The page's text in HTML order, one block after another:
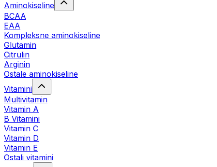
Aminokiseline
BCAA
ЕАА
Kompleksne aminokiseline
Glutamin
Citrulin
Arginin
Ostale aminokiseline
Vitamini
Multivitamin
Vitamin A
B Vitamini
Vitamin C
Vitamin D
Vitamin E
Ostali vitamini